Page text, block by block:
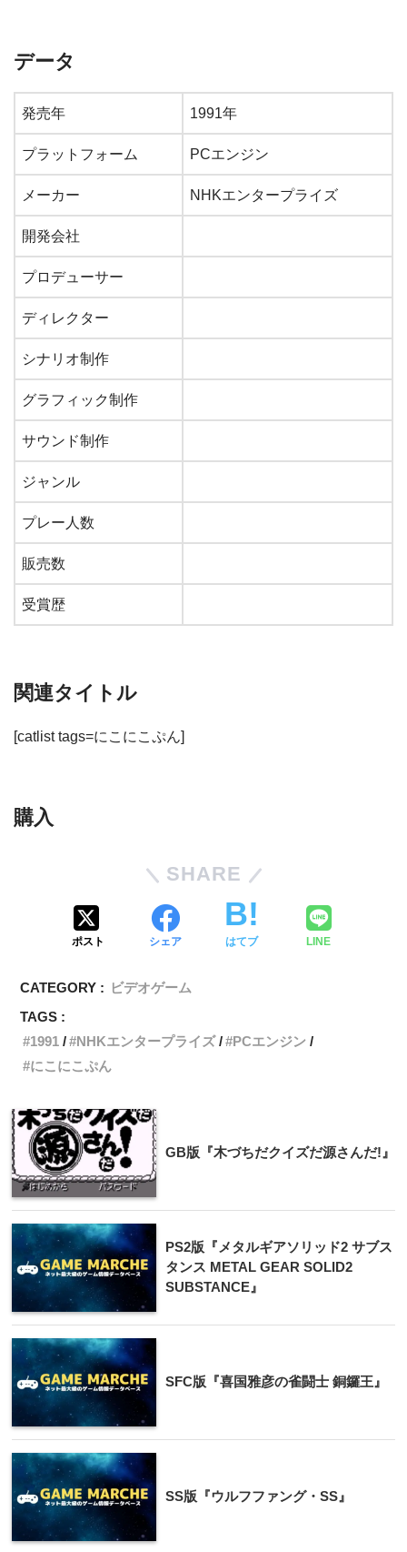
データ
発売年 1991年
プラットフォーム PCエンジン
メーカー NHKエンタープライズ
開発会社
プロデューサー
ディレクター
シナリオ制作
グラフィック制作
サウンド制作
ジャンル
プレー人数
販売数
受賞歴
関連タイトル
[catlist tags=にこにこぷん]
購入
SHARE
ポスト シェア はてブ LINE
CATEGORY : ビデオゲーム
TAGS :
1991
NHKエンタープライズ
PCエンジン
にこにこぷん
GB版『木づちだクイズだ源さんだ!』
PS2版『メタルギアソリッド2 サブス
タンス METAL GEAR SOLID2
SUBSTANCE』
SFC版『喜国雅彦の雀闘士 銅鑼王』
SS版『ウルフファング・SS』